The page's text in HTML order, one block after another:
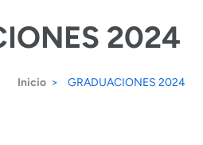
2024
Inicio > GRADUACIONES 2024